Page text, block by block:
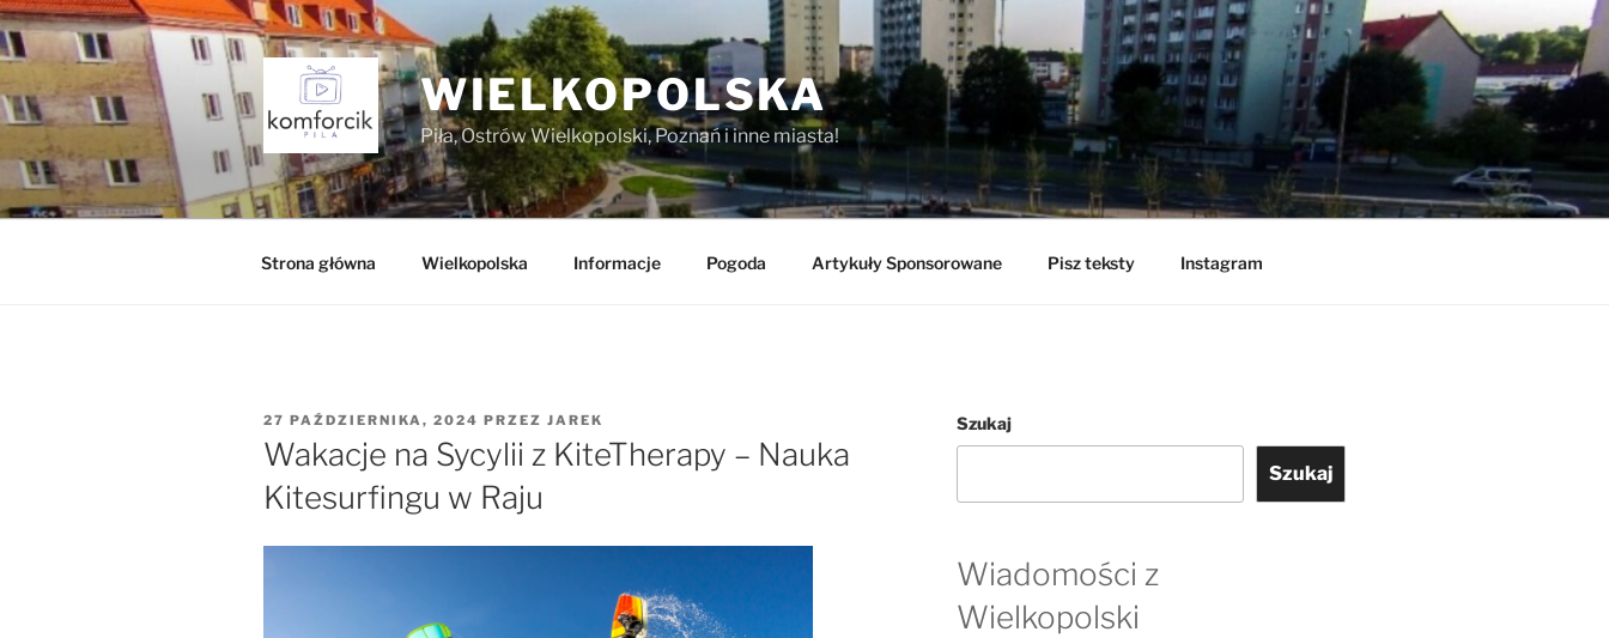
Przejdź
do
treści
WIELKOPOLSKA
Piła, Ostrów Wielkopolski, Poznań i inne miasta!
Strona główna Wielkopolska Informacje Pogoda Artykuły Sponsorowane Pisz teksty Instagram
OPUBLIKOWANE
W
27 PAŹDZIERNIKA, 2024 PRZEZ JAREK
Wakacje na Sycylii z KiteTherapy – Nauka
Kitesurfingu w Raju
Szukaj
Szukaj
Wiadomości z
Wielkopolski